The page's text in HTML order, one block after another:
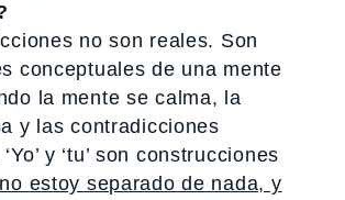
no son reales. Son
conceptuales de una mente
la mente se calma, la
y las contradicciones
y ‘tu’ son construcciones
estoy separado de nada, y